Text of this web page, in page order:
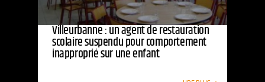
Villeurbanne : un agent de restauration
scolaire suspendu pour comportement
inapproprié sur une enfant